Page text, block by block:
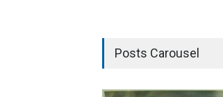
Posts Carousel